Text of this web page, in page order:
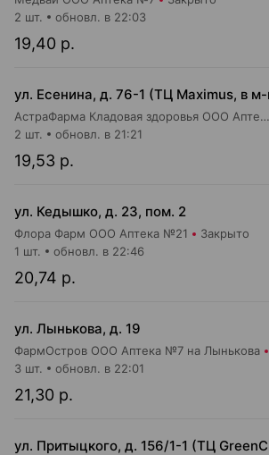
19,40 р.
2 шт. обновл. в 22:03
АстраФарма Кладовая здоровья ООО Аптека №9
19,53 р.
2 шт. обновл. в 21:21
ул. Кедышко, д. 23, пом. 2
Флора Фарм ООО Аптека №21 Закрыто
20,74 р.
1 шт. обновл. в 22:46
ул. Лынькова, д. 19
ФармОстров ООО Аптека №7 на Лынькова
21,30 р.
3 шт. обновл. в 22:01